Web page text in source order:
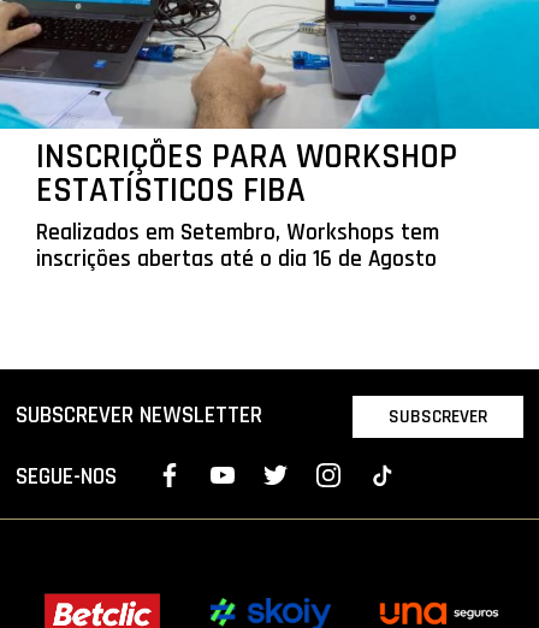
INSCRIÇÕES PARA WORKSHOP
ESTATÍSTICOS FIBA
Realizados em Setembro, Workshops tem
inscrições abertas até o dia 16 de Agosto
SUBSCREVER NEWSLETTER SUBSCREVER
SEGUE-NOS